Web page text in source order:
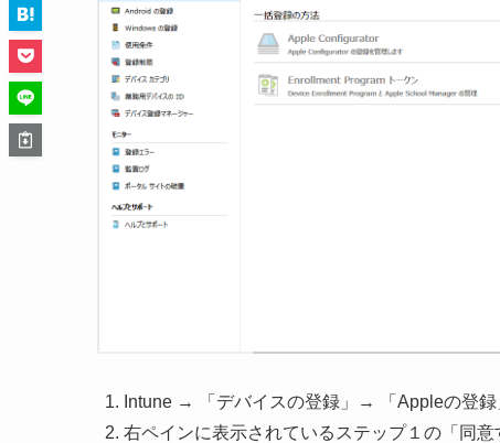
Intune → 「デバイスの登録」→ 「Appleの登
右ペインに表示されているステップ１の「同